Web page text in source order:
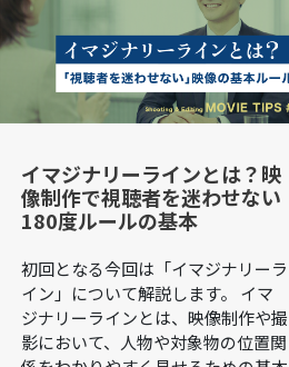
イマジナリーラインとは？映
像制作で視聴者を迷わせない
180度ルールの基本
初回となる今回は「イマジナリーラ
イン」について解説します。 イマ
ジナリーラインとは、映像制作や撮
影において、人物や対象物の位置関